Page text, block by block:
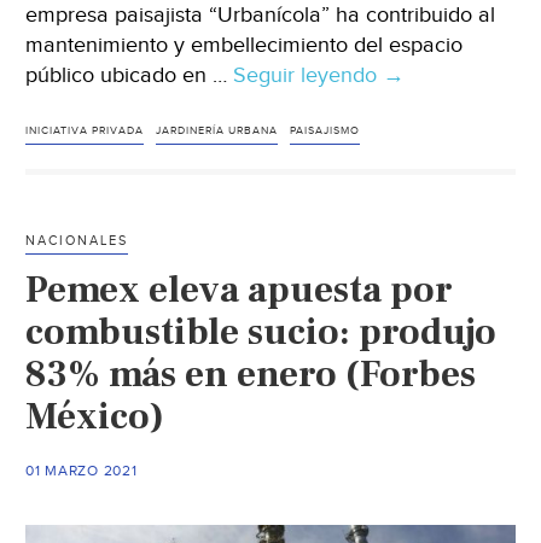
empresa paisajista “Urbanícola” ha contribuido al
mantenimiento y embellecimiento del espacio
público ubicado en … Seguir leyendo Sonora
ahorradores
de
agua
y
(Proyecto
→
INICIATIVA PRIVADA JARDINERÍA URBANA PAISAJISMO
NACIONALES
Pemex eleva apuesta por
combustible sucio: produjo
83% más en enero (Forbes
México)
01 MARZO 2021